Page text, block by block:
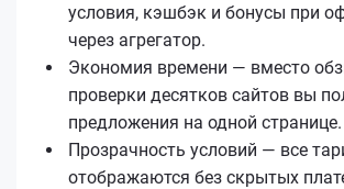
условия, кэшбэк и бонусы при
через агрегатор.
Экономия времени — вместо
проверки десятков сайтов вы
предложения на одной странице.
Прозрачность условий — все
отображаются без скрытых